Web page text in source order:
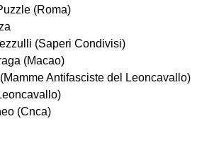
(Roma)
(Saperi Condivisi)
(Macao)
Antifasciste del Leoncavallo)
(Cnca)